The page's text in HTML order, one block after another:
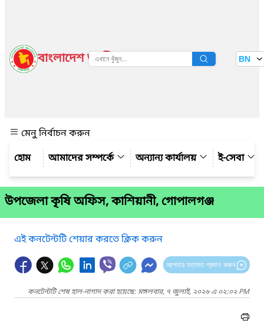
বাংলাদেশ জাতীয় তথ্য বাতায়ন BN
মেনু নির্বাচন করুন
আমাদের সম্পর্কে
অন্যান্য কার্যালয় ই-সেবা
উপজেলা কৃষি অফিস, কাশিয়ানী, গোপালগঞ্জ
এই কনটেন্টটি শেয়ার করতে ক্লিক করুন
আপনার মতামত প্রদান করুন
কনটেন্টটি শেষ হাল-নাগাদ করা হয়েছে: মঙ্গলবার, ৭ জুলাই, ২০২৬ এ ০২:০২ PM